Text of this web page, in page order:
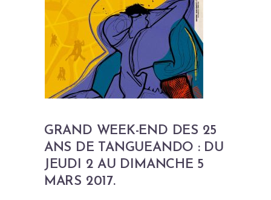
GRAND WEEK-END DES 25
ANS DE TANGUEANDO : DU
JEUDI 2 AU DIMANCHE 5
MARS 2017.